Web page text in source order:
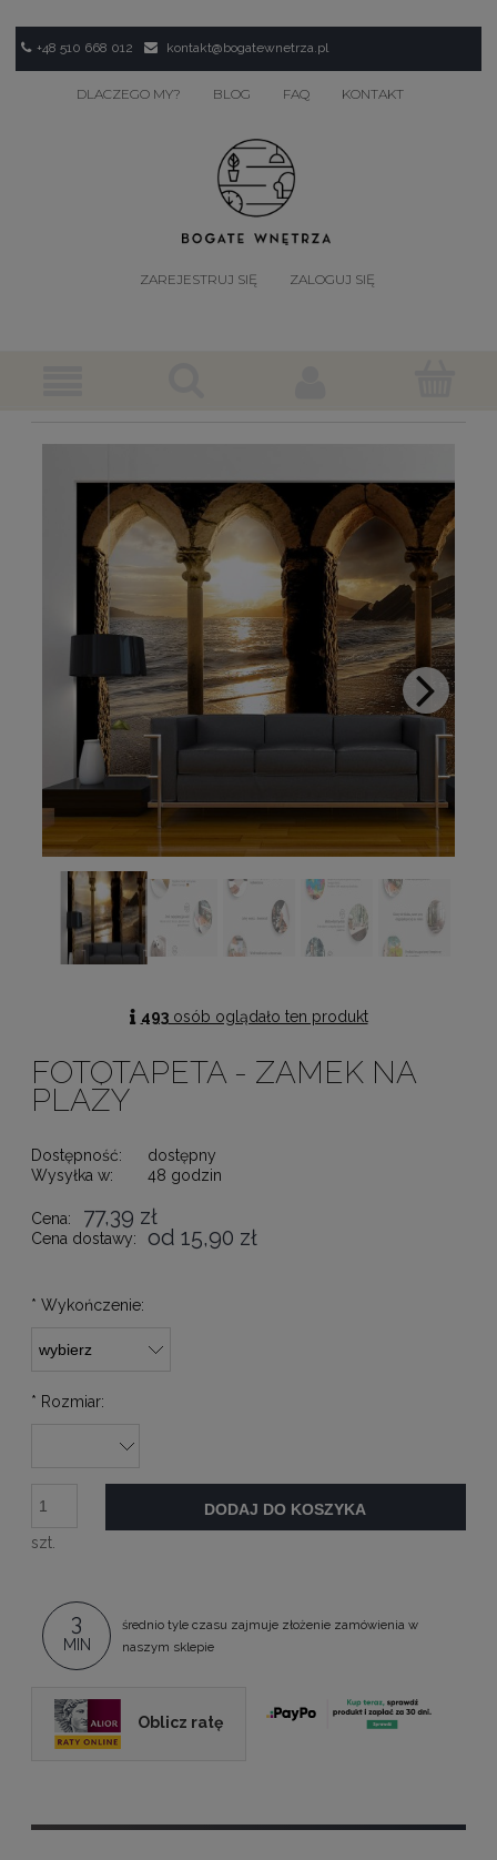
+48 510 668 012 kontakt@bogatewnetrza.pl
DLACZEGO MY? BLOG FAQ KONTAKT
ZAREJESTRUJ SIĘ ZALOGUJ SIĘ
493osób oglądało ten produkt
FOTOTAPETA - ZAMEK NA
PLAŻY
Dostępność:
dostępny
Wysyłka w:
48 godzin
Cena: 77,39 zł
Cena dostawy: od 15,90 zł
* Wykończenie:
* Rozmiar:
szt.
DODAJ DO KOSZYKA
3
MIN
średnio tyle czasu zajmuje złożenie zamówienia w
naszym sklepie
Oblicz ratę